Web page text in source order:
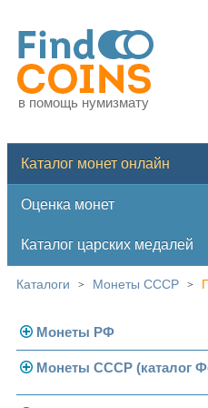
в помощь нумизмату
Каталог монет онлайн
Оценка монет
Каталог царских медалей
Каталоги > Монеты СССР >
Монеты РФ
Современная Россия
Монеты СССР (каталог